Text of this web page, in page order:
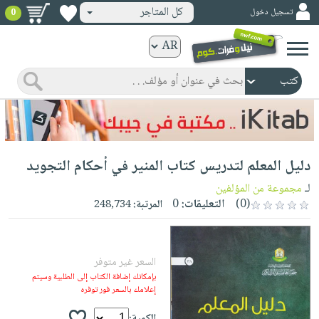
ورقية
المواضيع
صدر
حديثاً
الأكثر
مبيعاً
جوائز
شحن
مخفض
عروض
خاصة
صفحات
مشوقة
كتب
الكترونية
الرئيسية
صدر
حديثاً
الأكثر
مبيعاً
كتب
مجانية
كتب
صوتية
الصفحة
الرئيسية
masmu3
بلا
حدود
أطفال
وناشئة
الصفحة
وسائل
تسجيل دخول كل المتاجر 0
دليل المعلم لتدريس كتاب المنير في أحكام التجويد
لـمجموعة من المؤلفين
(0)
التعليقات:0 المرتبة:248,734
السعر غير متوفر
بإمكانك إضافة الكتاب إلى الطلبية وسيتم
إعلامك بالسعر فور توفره